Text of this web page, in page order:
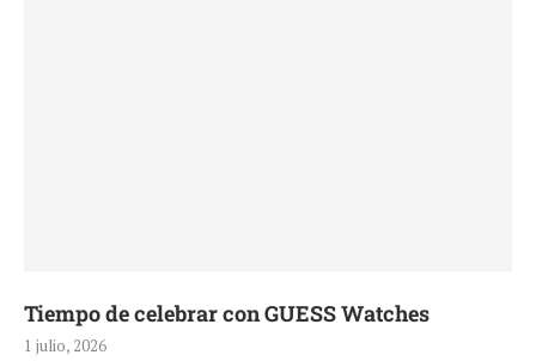
Tiempo de celebrar con GUESS Watches
1 julio, 2026